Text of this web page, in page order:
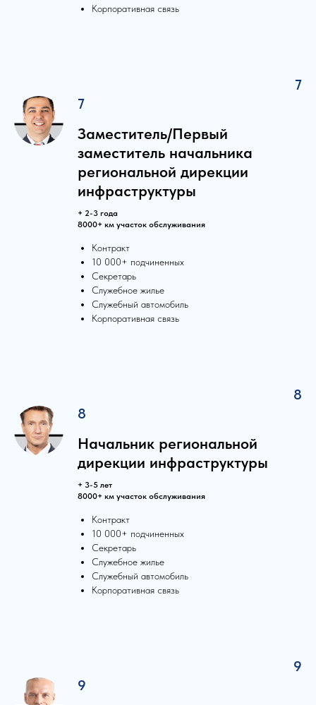
Корпоративная связь
7
7
Заместитель/Первый
заместитель начальника
региональной дирекции
инфраструктуры
+ 2-3 года
8000+ км участок обслуживания
Контракт
10 000+ подчиненных
Секретарь
Служебное жилье
Служебный автомобиль
Корпоративная связь
8
8
Начальник региональной
дирекции инфраструктуры
+ 3-5 лет
8000+ км участок обслуживания
Контракт
10 000+ подчиненных
Секретарь
Служебное жилье
Служебный автомобиль
Корпоративная связь
9
9